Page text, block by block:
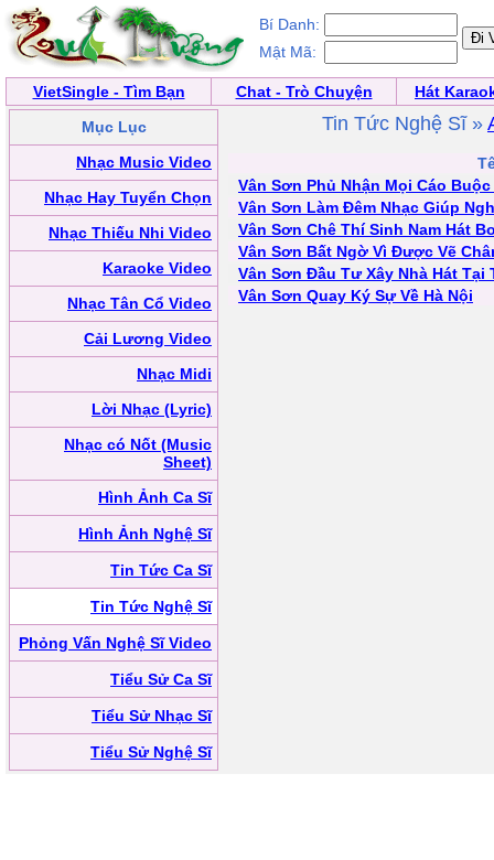
Bí Danh:
Mật Mã:
VietSingle - Tìm Bạn Chat - Trò Chuyện
Hát
Mục Lục
Nhạc Music Video
Nhạc Hay Tuyển Chọn
Nhạc Thiếu Nhi Video
Karaoke Video
Nhạc Tân Cổ Video
Cải Lương Video
Nhạc Midi
Lời Nhạc (Lyric)
Nhạc có Nốt (Music
Sheet)
Hình Ảnh Ca Sĩ
Hình Ảnh Nghệ Sĩ
Tin Tức Ca Sĩ
Tin Tức Nghệ Sĩ
Phỏng Vấn Nghệ Sĩ Video
Tiểu Sử Ca Sĩ
Tiểu Sử Nhạc Sĩ
Tiểu Sử Nghệ Sĩ
Tin Tức Nghệ Sĩ »
Vân Sơn Phủ Nhận Mọi Cáo
Vân Sơn Làm Đêm Nhạc Giúp
Vân Sơn Chê Thí Sinh Nam Hát
Vân Sơn Bất Ngờ Vì Được Vẽ
Vân Sơn Đầu Tư Xây Nhà Hát Tại
Vân Sơn Quay Ký Sự Về Hà Nội